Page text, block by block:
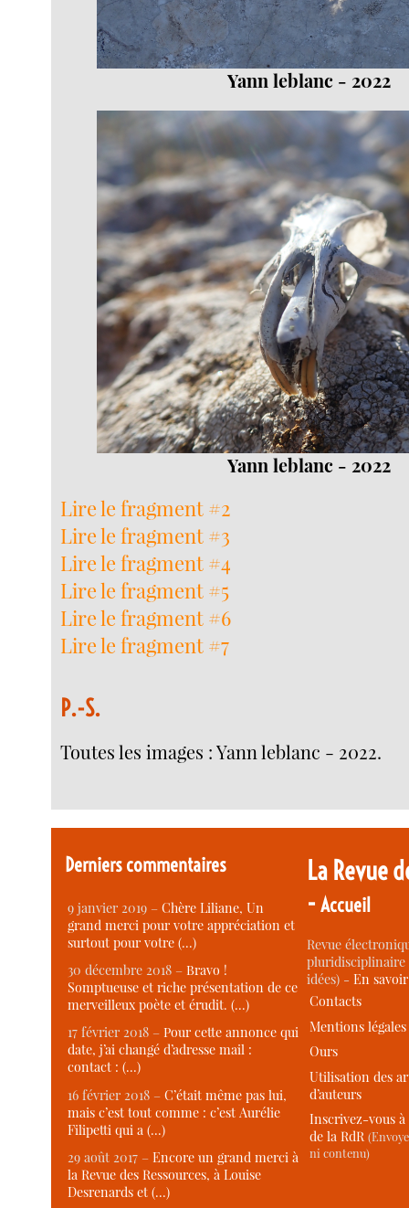
Yann leblanc - 2022
Yann leblanc - 2022
Lire le fragment #2
Lire le fragment #3
Lire le fragment #4
Lire le fragment #5
Lire le fragment #6
Lire le fragment #7
P.-S.
Toutes les images : Yann leblanc - 2022.
Derniers commentaires
9 janvier 2019 –Chère Liliane, Un
grand merci pour votre appréciation et
surtout pour votre (…)
30 décembre 2018 –Bravo !
Somptueuse et riche présentation de ce
merveilleux poète et érudit. (…)
17 février 2018 –Pour cette annonce qui
date, j’ai changé d’adresse mail :
contact : (…)
16 février 2018 –C’était même pas lui,
mais c’est tout comme : c’est Aurélie
Filipetti qui a (…)
29 août 2017 –Encore un grand merci à
la Revue des Ressources, à Louise
Desrenards et (…)
La Revue
-Accueil
Revue
idées) -En
Contacts
Mentions légales
Ours
Utilisation des
d’auteurs
Inscrivez-vous
de la RdR
ni contenu)